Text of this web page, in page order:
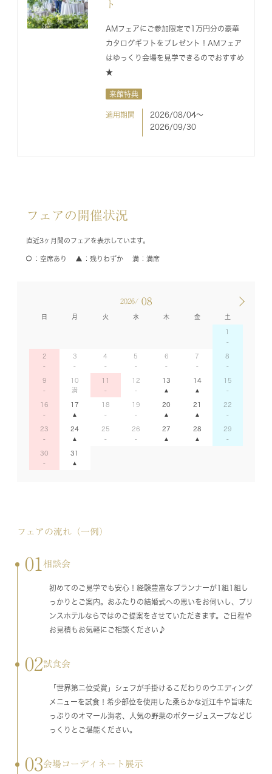
ト
AMフェアにご参加限定で1万円分の豪華
カタログギフトをプレゼント！AMフェア
はゆっくり会場を見学できるのでおすすめ
★
来館特典
適用期間
2026/08/04〜
2026/09/30
フェアの開催状況
直近3ヶ月間のフェアを表示しています。
空席あり 残りわずか 満席
2026/ 08
日 月 火 水 木 金 土
1
2 3 4 5 6 7 8
9 10 11 12 13 14 15
16 17 18 19 20 21 22
23 24 25 26 27 28 29
30 31
フェアの流れ（一例）
01 相談会
初めてのご見学でも安心！経験豊富なプランナーが1組1組し
っかりとご案内。おふたりの結婚式への思いをお伺いし、プリ
ンスホテルならではのご提案をさせていただきます。ご日程や
お見積もお気軽にご相談ください♪
02試食会
「世界第二位受賞」シェフが手掛けるこだわりのウエディング
メニューを試食！希少部位を使用した柔らかな近江牛や旨味た
っぷりのオマール海老、人気の野菜のポタージュスープなどじ
っくりとご堪能ください。
03会場コーディネート展示